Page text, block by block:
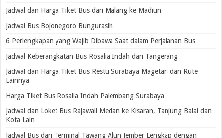
Jadwal dan Harga Tiket Bus dari Malang ke Madiun
Jadwal Bus Bojonegoro Bungurasih
6 Perlengkapan yang Wajib Dibawa Saat dalam Perjalanan Bus
Jadwal Keberangkatan Bus Rosalia Indah dari Tangerang
Jadwal dan Harga Tiket Bus Restu Surabaya Magetan dan Rute
Lainnya
Harga Tiket Bus Rosalia Indah Palembang Surabaya
Jadwal dan Loket Bus Rajawali Medan ke Kisaran, Tanjung Balai dan
Kota Lain
Jadwal Bus dari Terminal Tawang Alun Jember Lengkap dengan